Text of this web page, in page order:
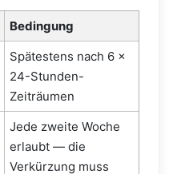
Bedingung
Spätestens nach 6 ×
24-Stunden-
Zeiträumen
Jede zweite Woche
erlaubt — die
Verkürzung muss